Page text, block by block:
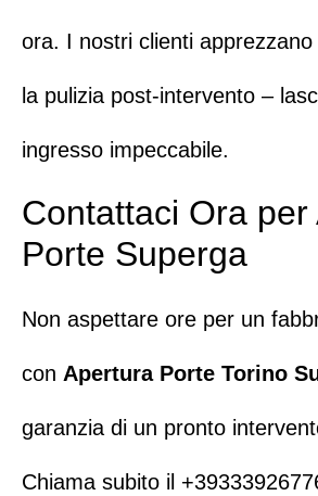
ora. I nostri clienti
la pulizia post-intervento –
ingresso impeccabile.
Contattaci Ora per
Porte Superga
Non aspettare ore per un
con Apertura Porte Torino
garanzia di un pronto
Chiama subito il